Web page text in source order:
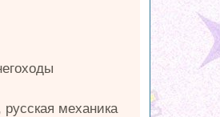
механика